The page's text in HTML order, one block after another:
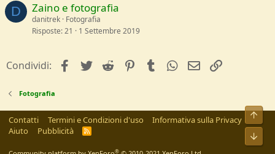
D Zaino e fotografia
danitrek Fotografia
Risposte 21 1 Settembre 2019
Condividi: facebookTwitterReddit PinterestTumblrWhatsApp
e-mail
Fotografia
Contatti Termini e Condizioni d'uso
Informativa sulla Privacy
Aiuto
Pubblicità
R
®
Alto